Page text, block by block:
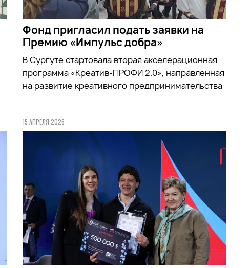
Фонд пригласил подать заявки на
Премию «Импульс добра»
В Сургуте стартовала вторая акселерационная
программа «Креатив-ПРОФИ 2.0», направленная
на развитие креативного предпринимательства
15 АПРЕЛЯ 2026